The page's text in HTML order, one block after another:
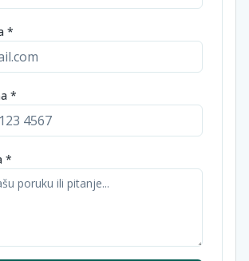
*
*
*